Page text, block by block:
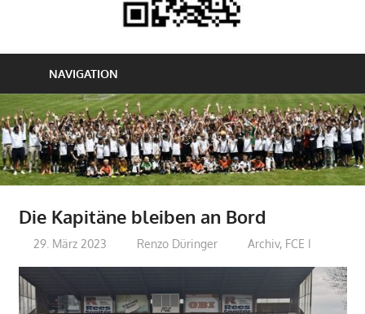
NAVIGATION
Die Kapitäne bleiben an Bord
29. März 2023 Renzo Düringer Archiv, FCE I